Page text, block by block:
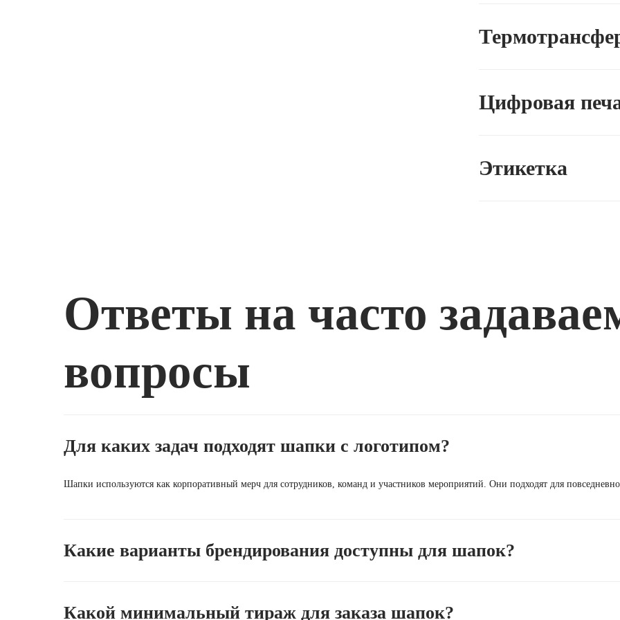
Цифровая
Этикетка
Ответы на часто
вопросы
Для каких задач подходят шапки с логотипом?
Шапки используются как корпоративный мерч для сотрудников, команд и участников мероприятий. Они подходят для
Какие варианты брендирования доступны для шапок?
Какой минимальный тираж для заказа шапок?